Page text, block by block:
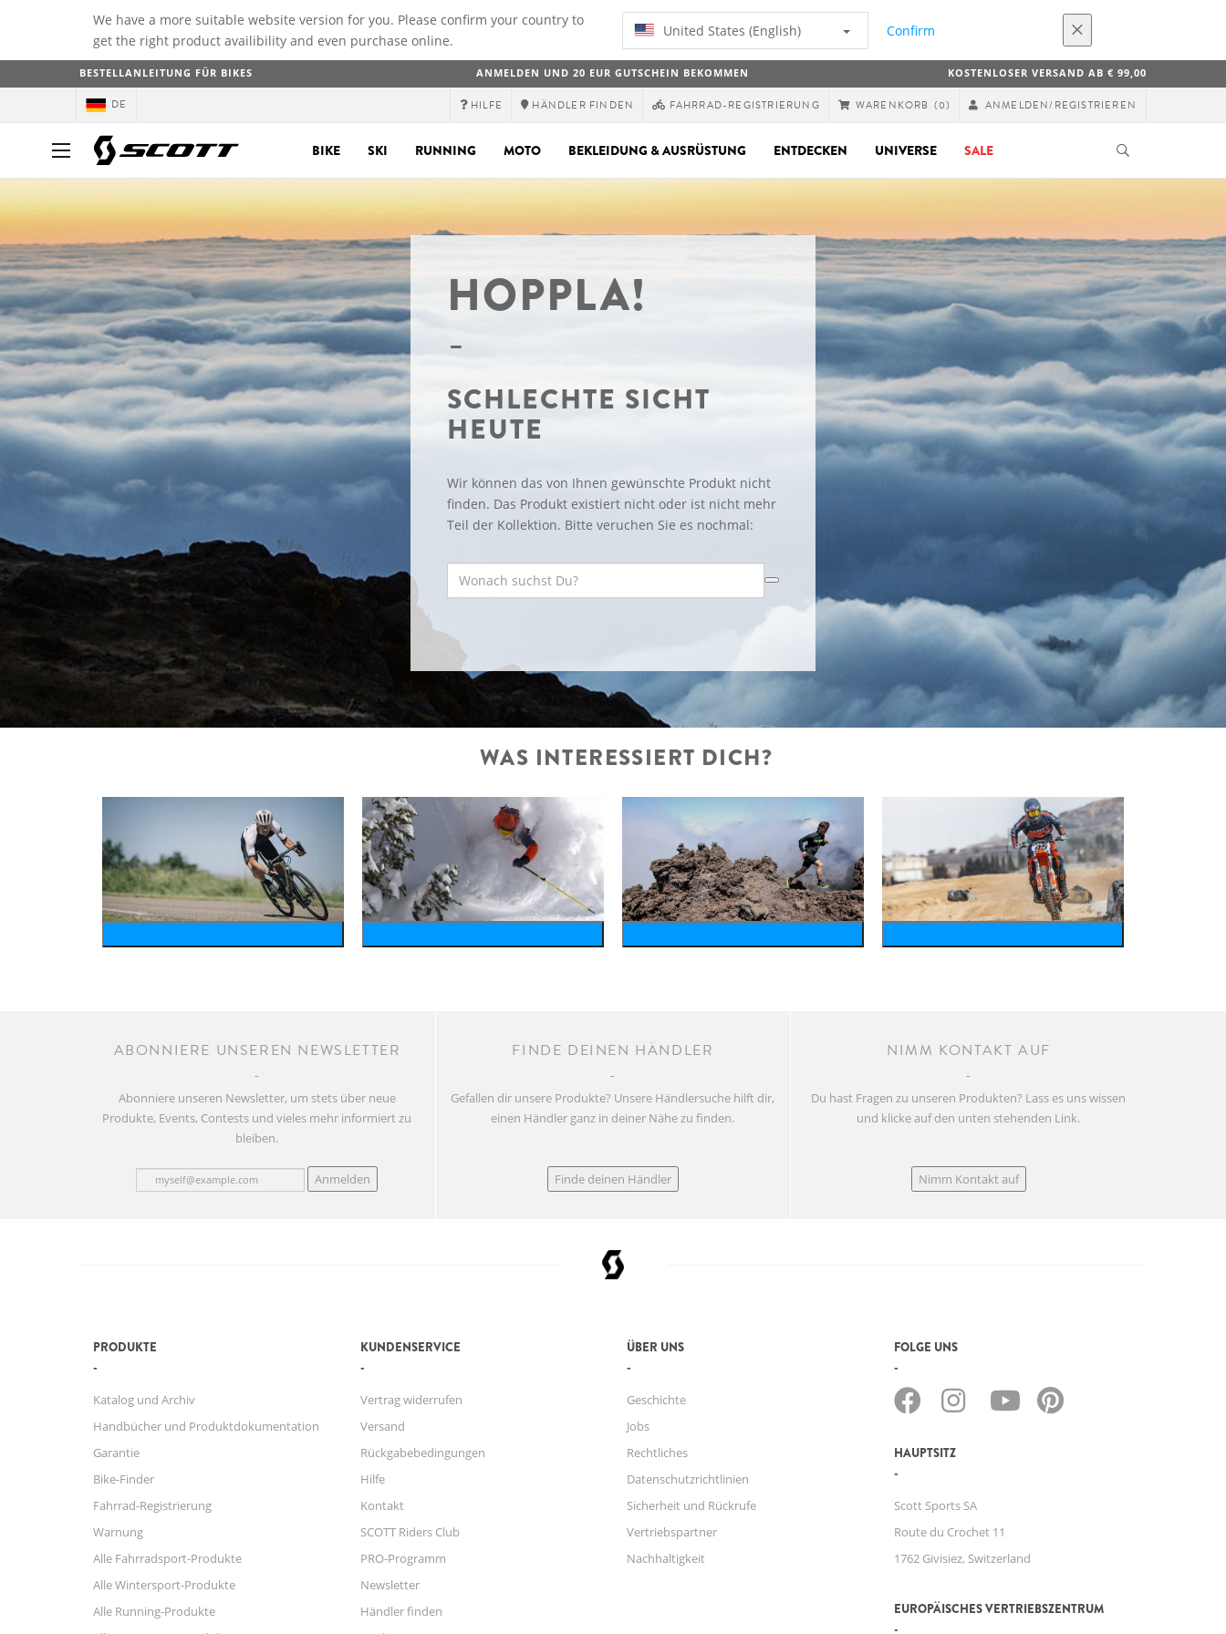
We have a more suitable website version for you. Please confirm your country to
get the right product availibility and even purchase online.
United States (English) Confirm
BESTELLANLEITUNG FÜR BIKES ANMELDEN UND 20 EUR GUTSCHEIN BEKOMMEN KOSTENLOSER VERSAND AB € 99,00
DE HILFE HÄNDLER FINDEN FAHRRAD-REGISTRIERUNG WARENKORB (0) ANMELDEN/REGISTRIEREN
BIKE SKI RUNNING MOTO BEKLEIDUNG & AUSRÜSTUNG ENTDECKEN UNIVERSE SALE
HOPPLA!
SCHLECHTE SICHT
HEUTE
Wir können das von Ihnen gewünschte Produkt nicht
finden. Das Produkt existiert nicht oder ist nicht mehr
Teil der Kollektion. Bitte veruchen Sie es nochmal:
WAS INTERESSIERT DICH?
ABONNIERE UNSEREN NEWSLETTER
Abonniere unseren Newsletter, um stets über neue
Produkte, Events, Contests und vieles mehr informiert zu
bleiben.
Anmelden
FINDE DEINEN HÄNDLER
Gefallen dir unsere Produkte? Unsere Händlersuche hilft dir,
einen Händler ganz in deiner Nähe zu finden.
Finde deinen Händler
NIMM KONTAKT AUF
Du hast Fragen zu unseren Produkten? Lass es uns wissen
und klicke auf den unten stehenden Link.
Nimm Kontakt auf
PRODUKTE
Katalog und Archiv
Handbücher und Produktdokumentation
Garantie
Bike-Finder
Fahrrad-Registrierung
Warnung
Alle Fahrradsport-Produkte
Alle Wintersport-Produkte
Alle Running-Produkte
KUNDENSERVICE
Vertrag widerrufen
Versand
Rückgabebedingungen
Hilfe
Kontakt
SCOTT Riders Club
PRO-Programm
Newsletter
Händler finden
ÜBER UNS
Geschichte
Jobs
Rechtliches
Datenschutzrichtlinien
Sicherheit und Rückrufe
Vertriebspartner
Nachhaltigkeit
FOLGE UNS
HAUPTSITZ
Scott Sports SA
Route du Crochet 11
1762 Givisiez, Switzerland
EUROPÄISCHES VERTRIEBSZENTRUM